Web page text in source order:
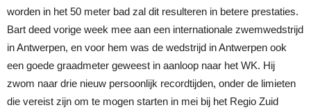
worden in het 50 meter bad zal dit resulteren in betere prestaties.
Bart deed vorige week mee aan een internationale zwemwedstrijd
in Antwerpen, en voor hem was de wedstrijd in Antwerpen ook
een goede graadmeter geweest in aanloop naar het WK. Hij
zwom naar drie nieuw persoonlijk recordtijden, onder de limieten
die vereist zijn om te mogen starten in mei bij het Regio Zuid